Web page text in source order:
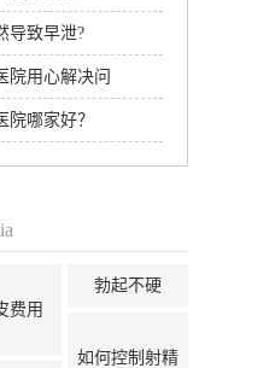
导致早泄?
院用心解决问
哪家好？
费用
勃起不硬
如何控制射精